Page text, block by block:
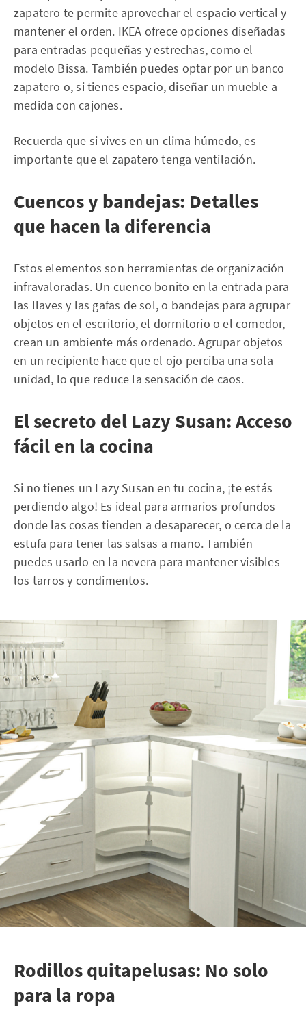
zapatero te permite aprovechar el espacio vertical y
mantener el orden. IKEA ofrece opciones diseñadas
para entradas pequeñas y estrechas, como el
modelo Bissa. También puedes optar por un banco
zapatero o, si tienes espacio, diseñar un mueble a
medida con cajones.
Recuerda que si vives en un clima húmedo, es
importante que el zapatero tenga ventilación.
Cuencos y bandejas: Detalles
que hacen la diferencia
Estos elementos son herramientas de organización
infravaloradas. Un cuenco bonito en la entrada para
las llaves y las gafas de sol, o bandejas para agrupar
objetos en el escritorio, el dormitorio o el comedor,
crean un ambiente más ordenado. Agrupar objetos
en un recipiente hace que el ojo perciba una sola
unidad, lo que reduce la sensación de caos.
El secreto del Lazy Susan: Acceso
fácil en la cocina
Si no tienes un Lazy Susan en tu cocina, ¡te estás
perdiendo algo! Es ideal para armarios profundos
donde las cosas tienden a desaparecer, o cerca de la
estufa para tener las salsas a mano. También
puedes usarlo en la nevera para mantener visibles
los tarros y condimentos.
Rodillos quitapelusas: No solo
para la ropa